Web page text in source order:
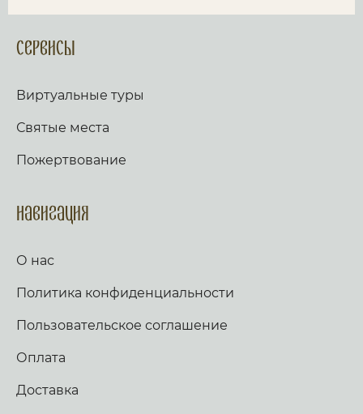
Сервисы
Виртуальные туры
Святые места
Пожертвование
Навигация
О нас
Политика конфиденциальности
Пользовательское соглашение
Оплата
Доставка